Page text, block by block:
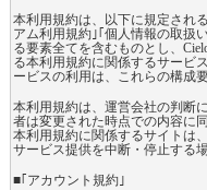
本利用規約は、以下に規定され
アム利用規約｣｢個人情報の取扱
る要素全てを含むものとし、
る本利用規約に関係するサービ
ービスの利用は、これらの構成
本利用規約は、運営会社の判断
者は変更された時点での内容に
本利用規約に関係するサイトは
サービス提供を中断・停止する
■｢アカウント規約｣